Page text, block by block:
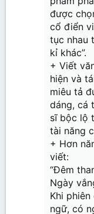
được
cổ điển
tục nhau
kỉ khác”.
+ Viết
hiện và
miêu tả
dáng, cá
sĩ bộc lộ
tài năng
+ Hơn
viết:
“Đêm
Ngày
Khi
ngữ, có